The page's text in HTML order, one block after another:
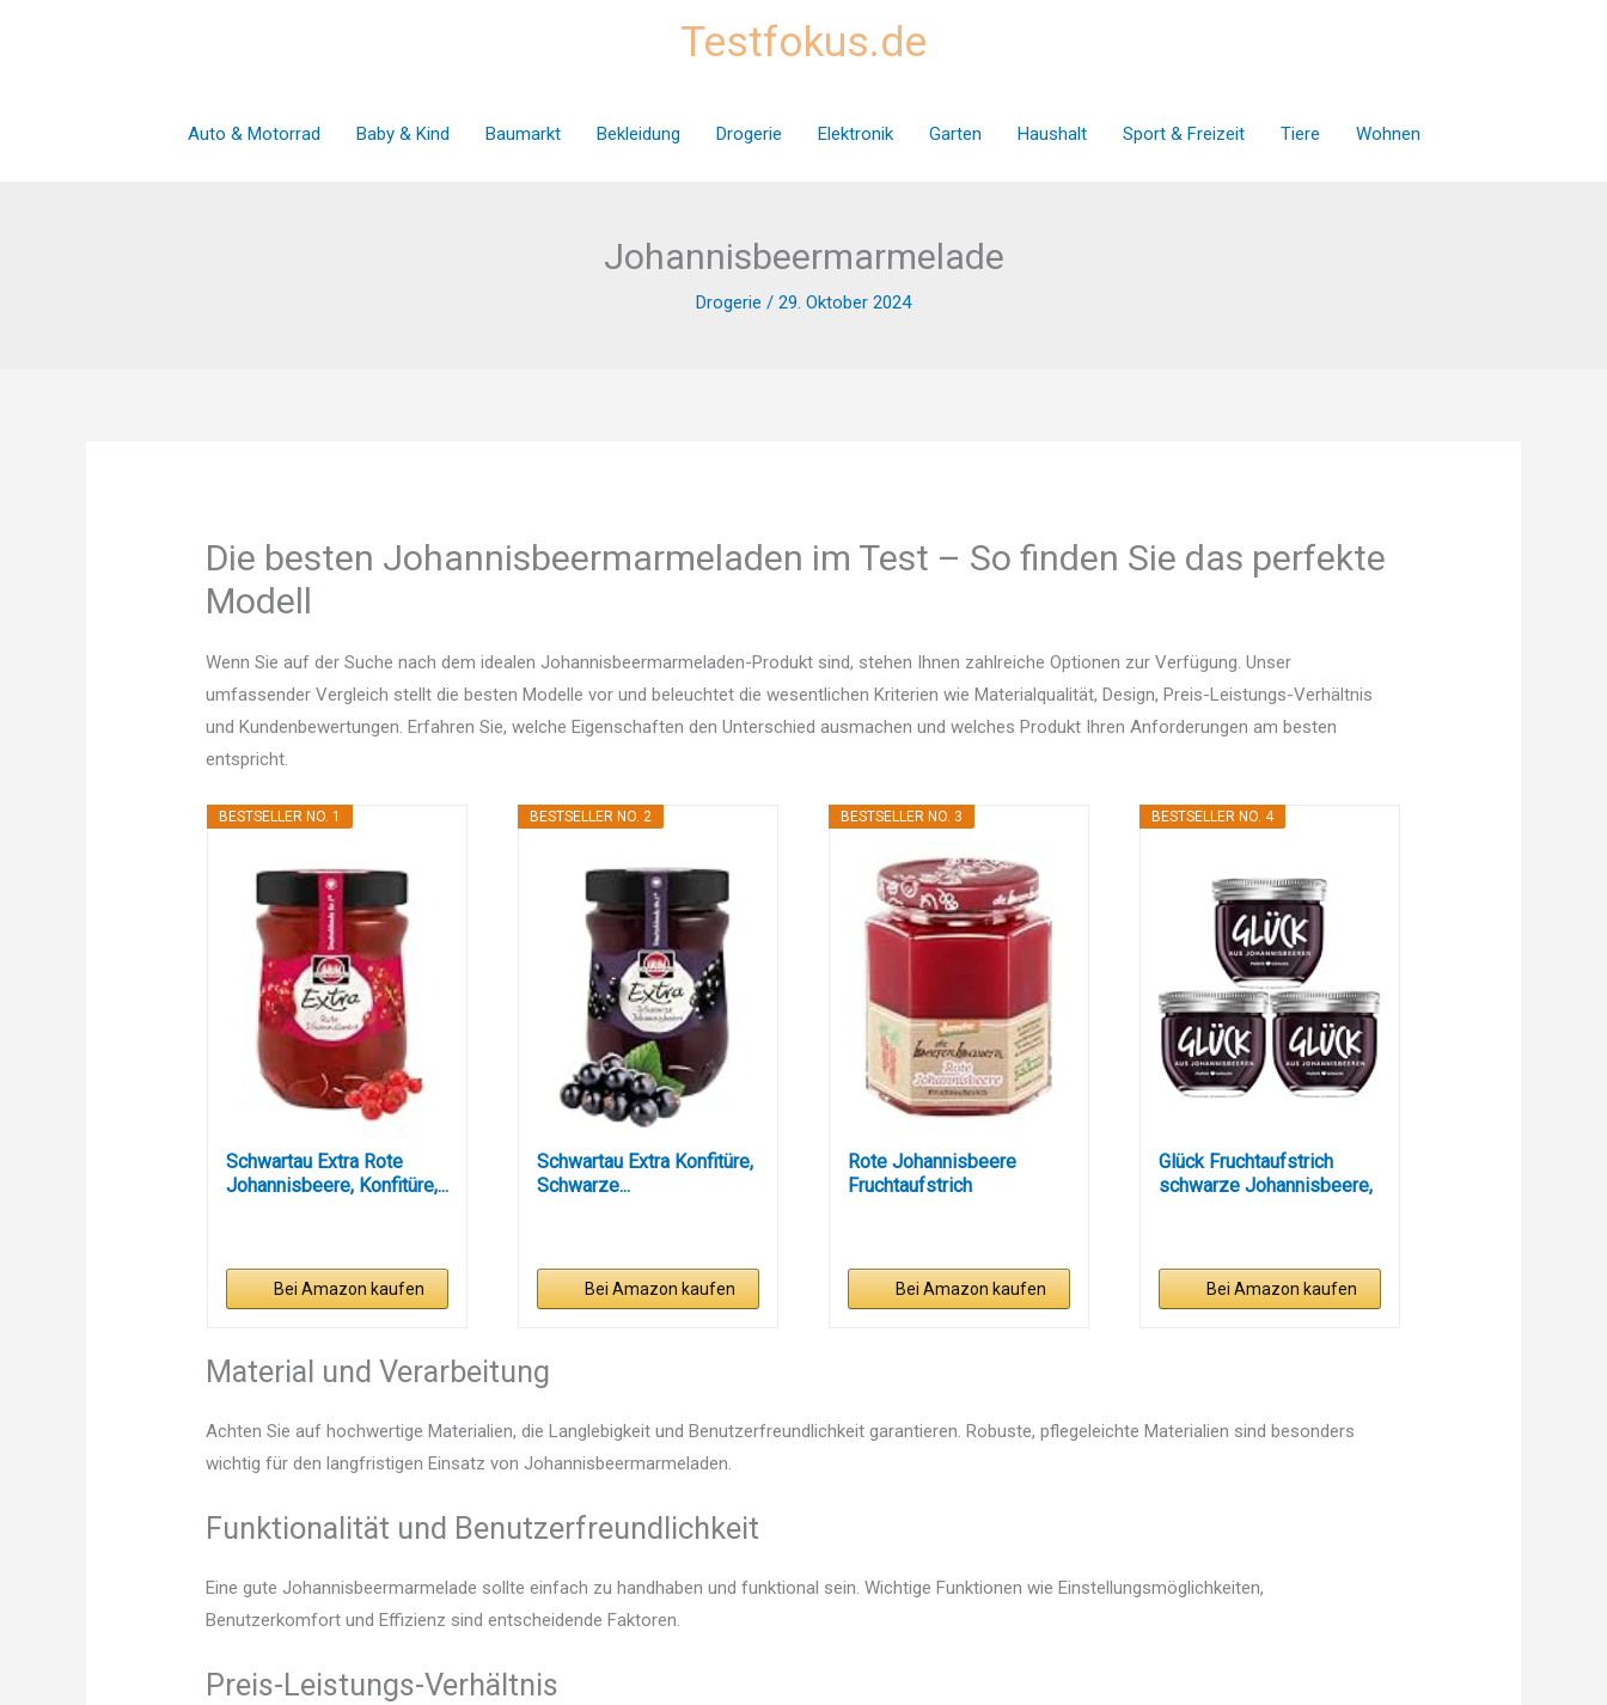
Testfokus.de
Auto & Motorrad Baby & Kind Baumarkt Bekleidung Drogerie Elektronik Garten Haushalt Sport & Freizeit Tiere Wohnen
Johannisbeermarmelade
Drogerie / 29. Oktober 2024
Die besten Johannisbeermarmeladen im Test – So finden Sie das perfekte
Modell
Wenn Sie auf der Suche nach dem idealen Johannisbeermarmeladen-Produkt sind, stehen Ihnen zahlreiche Optionen zur Verfügung. Unser
umfassender Vergleich stellt die besten Modelle vor und beleuchtet die wesentlichen Kriterien wie Materialqualität, Design, Preis-Leistungs-Verhältnis
und Kundenbewertungen. Erfahren Sie, welche Eigenschaften den Unterschied ausmachen und welches Produkt Ihren Anforderungen am besten
entspricht.
BESTSELLER NO. 1
Schwartau Extra Rote
Johannisbeere, Konfitüre,...
Bei Amazon kaufen
BESTSELLER NO. 2
Schwartau Extra Konfitüre,
Schwarze...
Bei Amazon kaufen
BESTSELLER NO. 3
Rote Johannisbeere
Fruchtaufstrich
Bei Amazon kaufen
BESTSELLER NO. 4
Glück Fruchtaufstrich
schwarze Johannisbeere,
Bei Amazon kaufen
Material und Verarbeitung
Achten Sie auf hochwertige Materialien, die Langlebigkeit und Benutzerfreundlichkeit garantieren. Robuste, pflegeleichte Materialien sind besonders
wichtig für den langfristigen Einsatz von Johannisbeermarmeladen.
Funktionalität und Benutzerfreundlichkeit
Eine gute Johannisbeermarmelade sollte einfach zu handhaben und funktional sein. Wichtige Funktionen wie Einstellungsmöglichkeiten,
Benutzerkomfort und Effizienz sind entscheidende Faktoren.
Preis-Leistungs-Verhältnis